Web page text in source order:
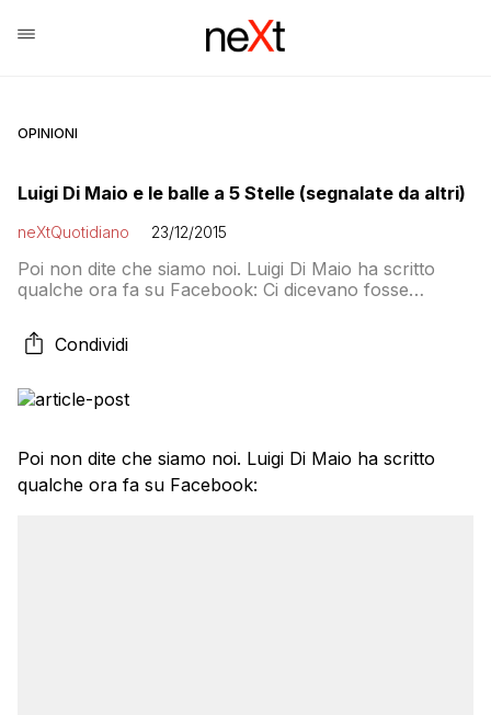
OPINIONI
Luigi Di Maio e le balle a 5 Stelle (segnalate da altri)
neXtQuotidiano 23/12/2015
Poi non dite che siamo noi. Luigi Di Maio ha scritto
qualche ora fa su Facebook: Ci dicevano fosse
italiani senza liquidare le banche. Ci dicevano che l’UE
fosse contraria, perché sarebbero stati “aiuti di Stato”.
una […]
Condividi
Poi non dite che siamo noi. Luigi Di Maio ha scritto
qualche ora fa su Facebook: